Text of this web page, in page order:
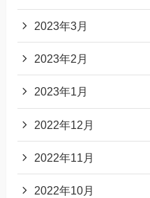
2023年3月
2023年2月
2023年1月
2022年12月
2022年11月
2022年10月